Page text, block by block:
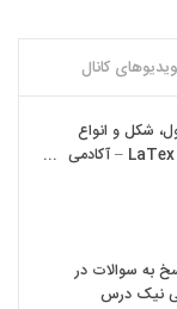
ویدیوهای کانال
شکل و انواع
مرجع در نرم افزار LaTex – آکادمی
به سوالات در
نیک درس